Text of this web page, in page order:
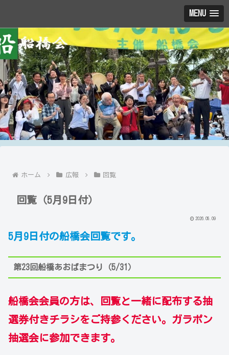
MENU
ホーム 広報 回覧
回覧（5月9日付）
2026.05.09
5月9日付の船橋会回覧です。
第23回船橋あおばまつり（5/31）
船橋会会員の方は、回覧と一緒に配布する抽
選券付きチラシをご持参ください。ガラポン
抽選会に参加できます。